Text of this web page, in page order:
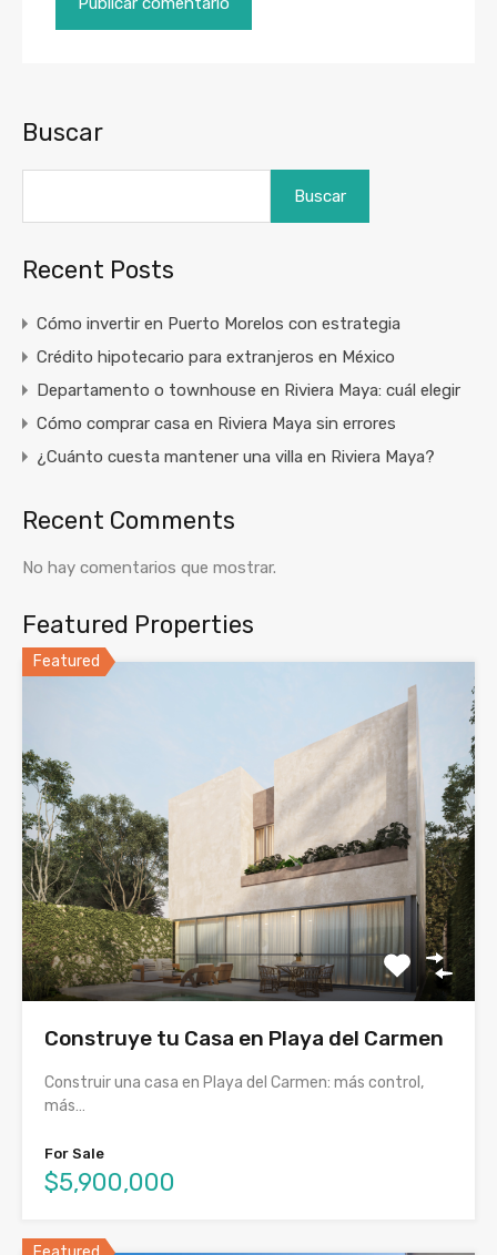
Buscar
Buscar
Recent Posts
Cómo invertir en Puerto Morelos con estrategia
Crédito hipotecario para extranjeros en México
Departamento o townhouse en Riviera Maya: cuál elegir
Cómo comprar casa en Riviera Maya sin errores
¿Cuánto cuesta mantener una villa en Riviera Maya?
Recent Comments
No hay comentarios que mostrar.
Featured Properties
Featured
Construye tu Casa en Playa del Carmen
Construir una casa en Playa del Carmen: más control,
más…
For Sale
$5,900,000